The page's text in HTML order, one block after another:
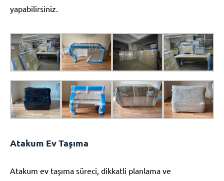
yapabilirsiniz.
Atakum Ev Taşıma
Atakum ev taşıma süreci, dikkatli planlama ve